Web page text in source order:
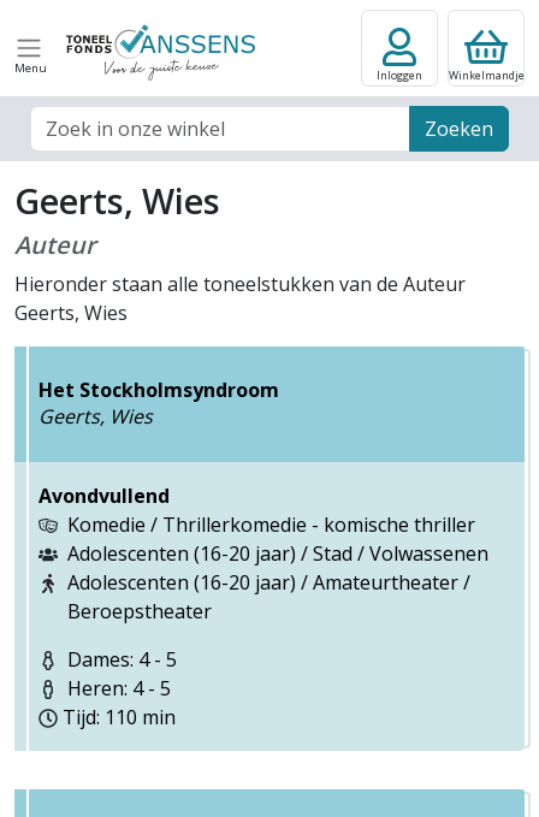
Menu
Zoek veld Zoeken
Inloggen Winkelmandje
Geerts, Wies
Auteur
Hieronder staan alle toneelstukken van de Auteur
Geerts, Wies
Het Stockholmsyndroom
Geerts, Wies
Avondvullend
Komedie / Thrillerkomedie - komische thriller
Adolescenten (16-20 jaar) / Stad / Volwassenen
Adolescenten (16-20 jaar) / Amateurtheater /
Beroepstheater
Dames: 4 - 5
Heren: 4 - 5
Tijd: 110 min